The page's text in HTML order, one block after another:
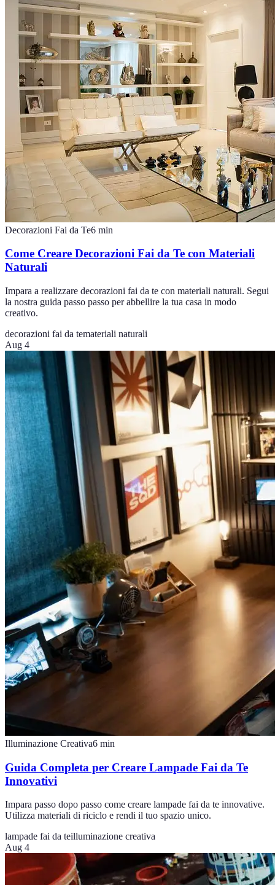
Decorazioni Fai da Te6 min
Come Creare Decorazioni Fai da Te con Materiali
Naturali
Impara a realizzare decorazioni fai da te con materiali naturali. Segui
la nostra guida passo passo per abbellire la tua casa in modo
creativo.
decorazioni fai da temateriali naturali
Aug 4
Illuminazione Creativa6 min
Guida Completa per Creare Lampade Fai da Te
Innovativi
Impara passo dopo passo come creare lampade fai da te innovative.
Utilizza materiali di riciclo e rendi il tuo spazio unico.
lampade fai da teilluminazione creativa
Aug 4